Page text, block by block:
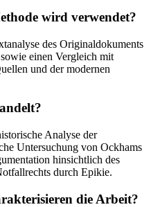
wird verwendet?
des Originaldokuments
sowie einen Vergleich mit
und der modernen
Analyse der
Untersuchung von Ockhams
hinsichtlich des
durch Epikie.
die Arbeit?